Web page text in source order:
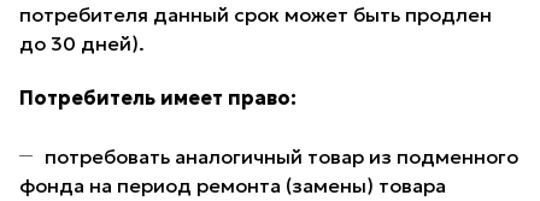
потребителя данный срок может быть продлен
до 30 дней).
Потребитель имеет право:
потребовать аналогичный товар из подменного
фонда на период ремонта (замены) товара